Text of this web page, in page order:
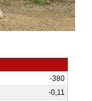
-380
-0,11